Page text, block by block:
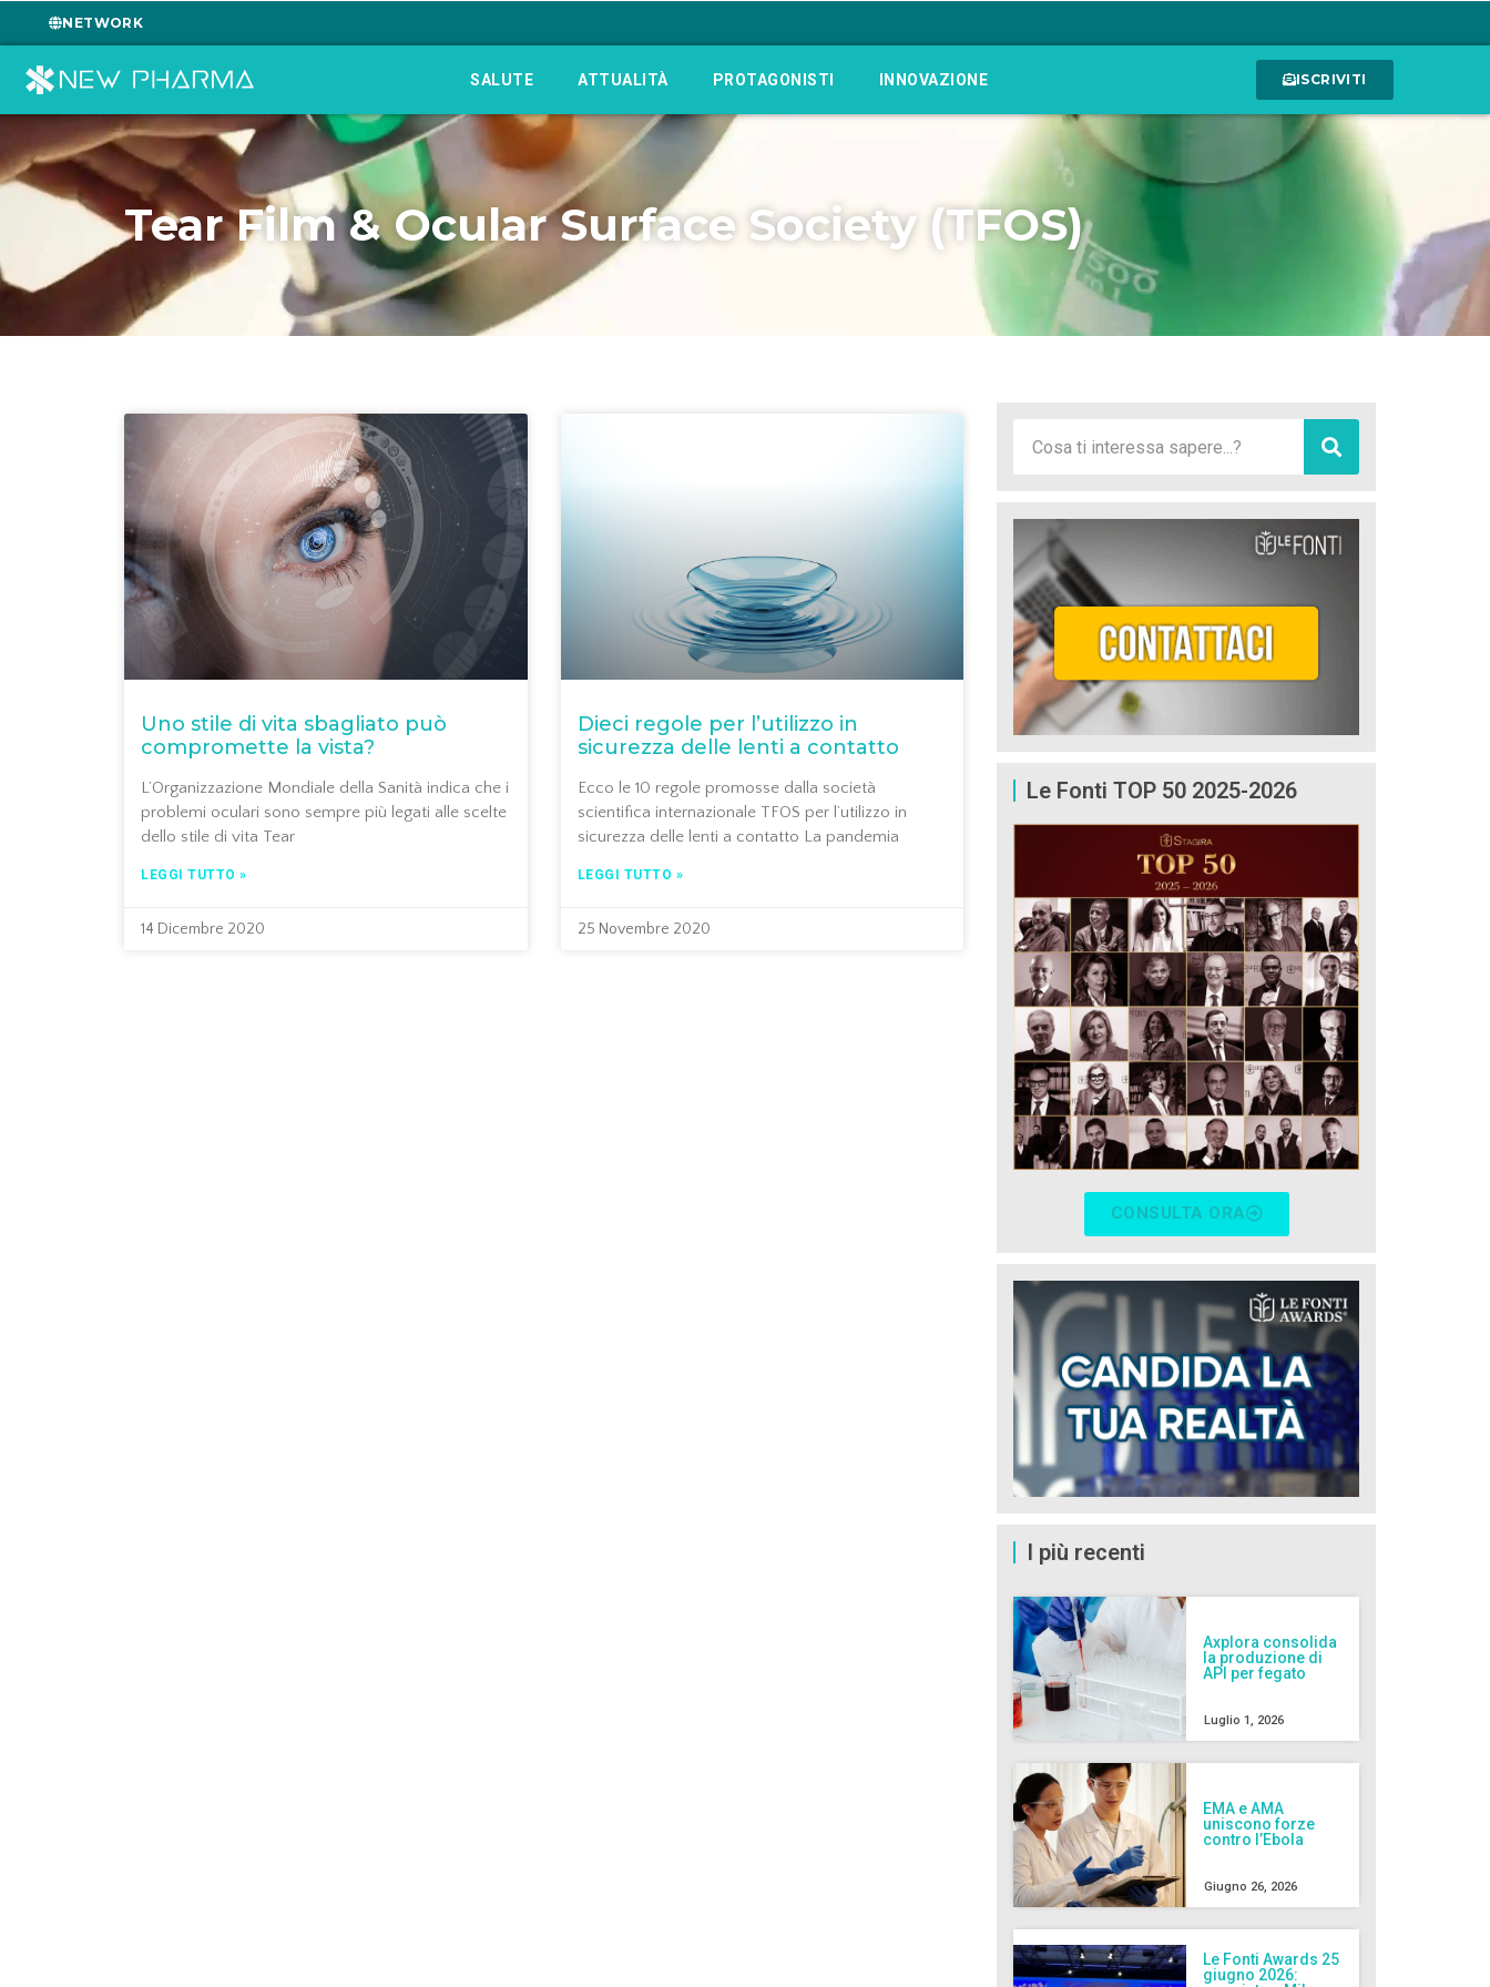
NETWORK
SALUTE ATTUALITÀ PROTAGONISTI INNOVAZIONE ISCRIVITI
Tear Film & Ocular Surface Society (TFOS)
Uno stile di vita sbagliato può
compromette la vista?
L’Organizzazione Mondiale della Sanità indica che i
problemi oculari sono sempre più legati alle scelte
dello stile di vita Tear
LEGGI TUTTO »
14 Dicembre 2020
Dieci regole per l’utilizzo in
sicurezza delle lenti a contatto
Ecco le 10 regole promosse dalla società
scientifica internazionale TFOS per l’utilizzo in
sicurezza delle lenti a contatto La pandemia
LEGGI TUTTO »
25 Novembre 2020
Le Fonti TOP 50 2025-2026
CONSULTA ORA
I più recenti
Axplora consolida
la produzione di
API per fegato
Luglio 1, 2026
EMA e AMA
uniscono forze
contro l’Ebola
Giugno 26, 2026
Le Fonti Awards 25
giugno 2026: